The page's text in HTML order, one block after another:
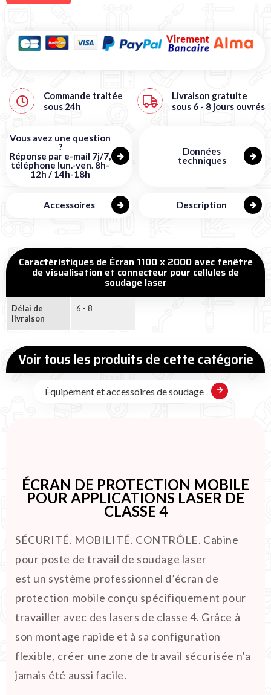
Commande traitée
sous 24h
Livraison gratuite
sous 6 - 8 jours ouvrés
Vous avez une question
?
Réponse par e-mail 7j/7,
téléphone lun.-ven. 8h-
12h / 14h-18h
Données
techniques
Accessoires Description
Caractéristiques de Écran 1100 x 2000 avec fenêtre
de visualisation et connecteur pour cellules de
soudage laser
Délai de
livraison
6 - 8
Voir tous les produits de cette catégorie
Équipement et accessoires de soudage
ÉCRAN DE PROTECTION MOBILE
POUR APPLICATIONS LASER DE
CLASSE 4
SÉCURITÉ. MOBILITÉ. CONTRÔLE. Cabine
pour poste de travail de soudage laser
est un système professionnel d’écran de
protection mobile conçu spécifiquement pour
travailler avec des lasers de classe 4. Grâce à
son montage rapide et à sa configuration
flexible, créer une zone de travail sécurisée n’a
jamais été aussi facile.